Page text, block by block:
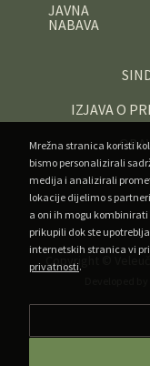
JAVNA
NABAVA
IZJAVA O
Copyright ©
Mrežna stranica koristi
bismo personalizirali
medija i analizirali
lokacije dijelimo s
a oni ih mogu
prikupili dok ste
internetskih stranica vi
privatnosti.